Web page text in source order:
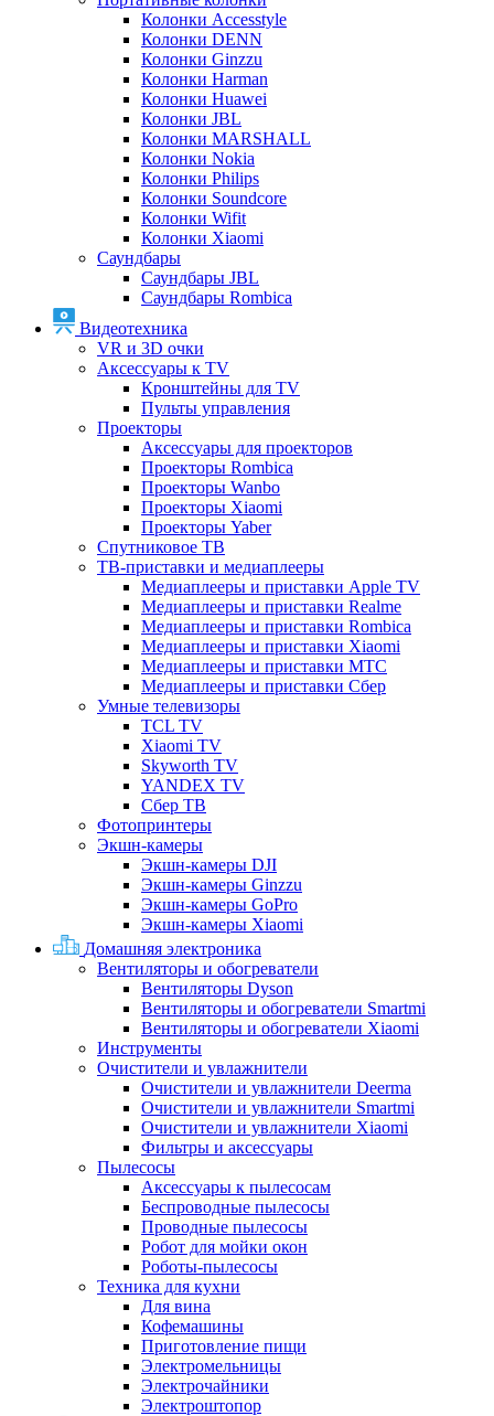
Колонки Accesstyle
Колонки DENN
Колонки Ginzzu
Колонки Harman
Колонки Huawei
Колонки JBL
Колонки MARSHALL
Колонки Nokia
Колонки Philips
Колонки Soundcore
Колонки Wifit
Колонки Xiaomi
Саундбары
Саундбары JBL
Саундбары Rombica
Видеотехника
VR и 3D очки
Аксессуары к TV
Кронштейны для TV
Пульты управления
Проекторы
Аксессуары для проекторов
Проекторы Rombica
Проекторы Wanbo
Проекторы Xiaomi
Проекторы Yaber
Спутниковое ТВ
ТВ-приставки и медиаплееры
Медиаплееры и приставки Apple TV
Медиаплееры и приставки Realme
Медиаплееры и приставки Rombica
Медиаплееры и приставки Xiaomi
Медиаплееры и приставки МТС
Медиаплееры и приставки Сбер
Умные телевизоры
TCL TV
Xiaomi TV
Skyworth TV
YANDEX TV
Сбер ТВ
Фотопринтеры
Экшн-камеры
Экшн-камеры DJI
Экшн-камеры Ginzzu
Экшн-камеры GoPro
Экшн-камеры Xiaomi
Домашняя электроника
Вентиляторы и обогреватели
Вентиляторы Dyson
Вентиляторы и обогреватели Smartmi
Вентиляторы и обогреватели Xiaomi
Инструменты
Очистители и увлажнители
Очистители и увлажнители Deerma
Очистители и увлажнители Smartmi
Очистители и увлажнители Xiaomi
Фильтры и аксессуары
Пылесосы
Аксессуары к пылесосам
Беспроводные пылесосы
Проводные пылесосы
Робот для мойки окон
Роботы-пылесосы
Техника для кухни
Для вина
Кофемашины
Приготовление пищи
Электромельницы
Электрочайники
Электроштопор